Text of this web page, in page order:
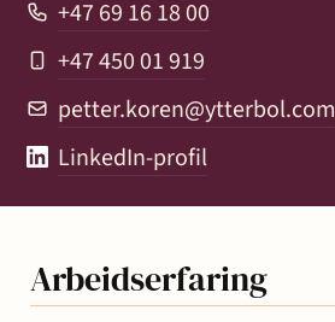
+47 69 16 18 00
+47 450 01 919
petter.koren@ytterbol.com
LinkedIn-profil
Arbeidserfaring